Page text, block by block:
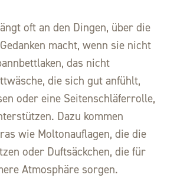
oft an den Dingen, über die
macht, wenn sie nicht
das nicht
die sich gut anfühlt,
oder eine Seitenschläferrolle,
Dazu kommen
wie Moltonauflagen, die die
oder Duftsäckchen, die für
Atmosphäre sorgen.